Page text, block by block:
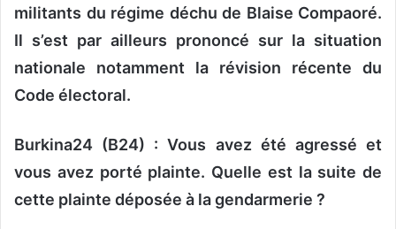
e
l
militants du régime déchu de Blaise Compaoré.
Il s’est par ailleurs prononcé sur la situation
nationale notamment la révision récente du
Code électoral.
Burkina24 (B24) : Vous avez été agressé et
vous avez porté plainte. Quelle est la suite de
cette plainte déposée à la gendarmerie ?